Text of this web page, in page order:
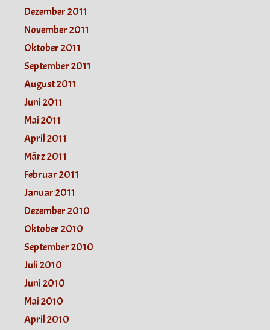
Dezember 2011
November 2011
Oktober 2011
September 2011
August 2011
Juni 2011
Mai 2011
April 2011
März 2011
Februar 2011
Januar 2011
Dezember 2010
Oktober 2010
September 2010
Juli 2010
Juni 2010
Mai 2010
April 2010